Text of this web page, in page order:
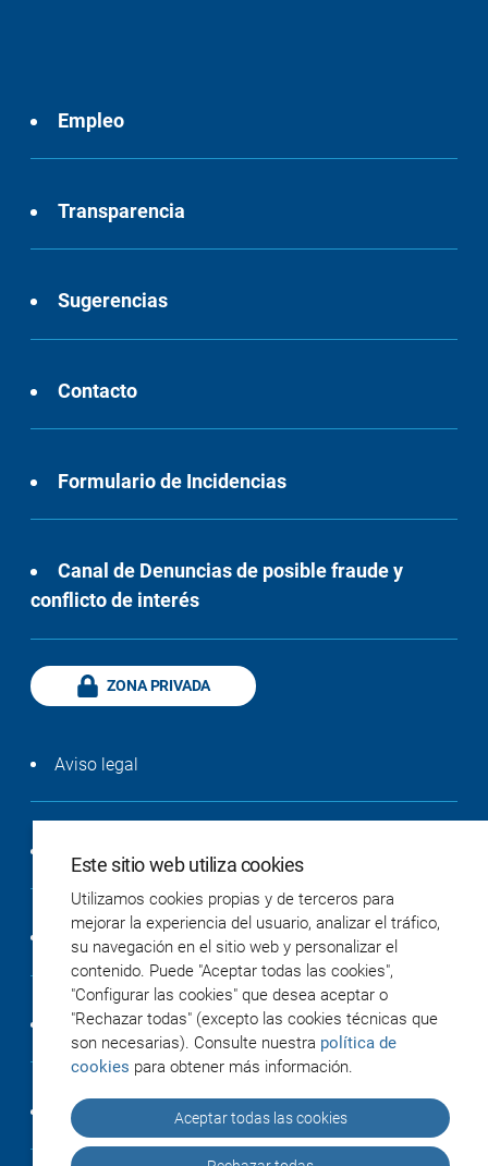
Empleo
Transparencia
Sugerencias
Contacto
Formulario de Incidencias
Canal de Denuncias de posible fraude y
conflicto de interés
ZONA PRIVADA
Aviso legal
Política de cookies
Accesibilidad
Créditos
Este sitio web utiliza cookies
Utilizamos cookies propias y de terceros para
mejorar la experiencia del usuario, analizar el tráfico,
su navegación en el sitio web y personalizar el
contenido. Puede "Aceptar todas las cookies",
"Configurar las cookies" que desea aceptar o
"Rechazar todas" (excepto las cookies técnicas que
son necesarias). Consulte nuestra política de
cookies para obtener más información.
Aceptar todas las cookies